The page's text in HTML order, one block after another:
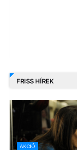
FRISS HÍREK
AKCIÓ